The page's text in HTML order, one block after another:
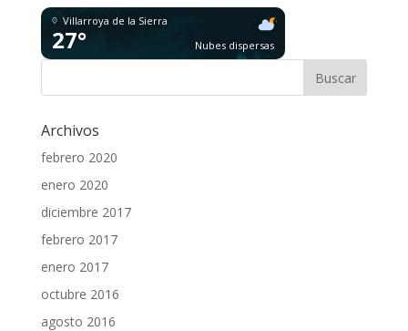
Villarroya de la Sierra
27° Nubes dispersas
Archivos
febrero 2020
enero 2020
diciembre 2017
febrero 2017
enero 2017
octubre 2016
agosto 2016